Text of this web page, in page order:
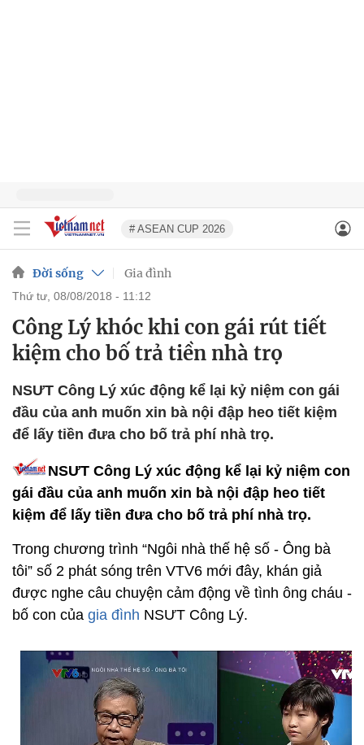
# ASEAN CUP 2026
Đời sống Gia đình
thứ tư, 08/08/2018 - 11:12
Công Lý khóc khi con gái rút tiết
kiệm cho bố trả tiền nhà trọ
NSƯT Công Lý xúc động kể lại kỷ niệm con gái
đầu của anh muốn xin bà nội đập heo tiết kiệm
để lấy tiền đưa cho bố trả phí nhà trọ.
NSƯT Công Lý xúc động kể lại kỷ niệm con
gái đầu của anh muốn xin bà nội đập heo tiết
kiệm để lấy tiền đưa cho bố trả phí nhà trọ.
Trong chương trình “Ngôi nhà thế hệ số - Ông bà
tôi” số 2 phát sóng trên VTV6 mới đây, khán giả
được nghe câu chuyện cảm động về tình ông cháu -
bố con của gia đình NSƯT Công Lý.